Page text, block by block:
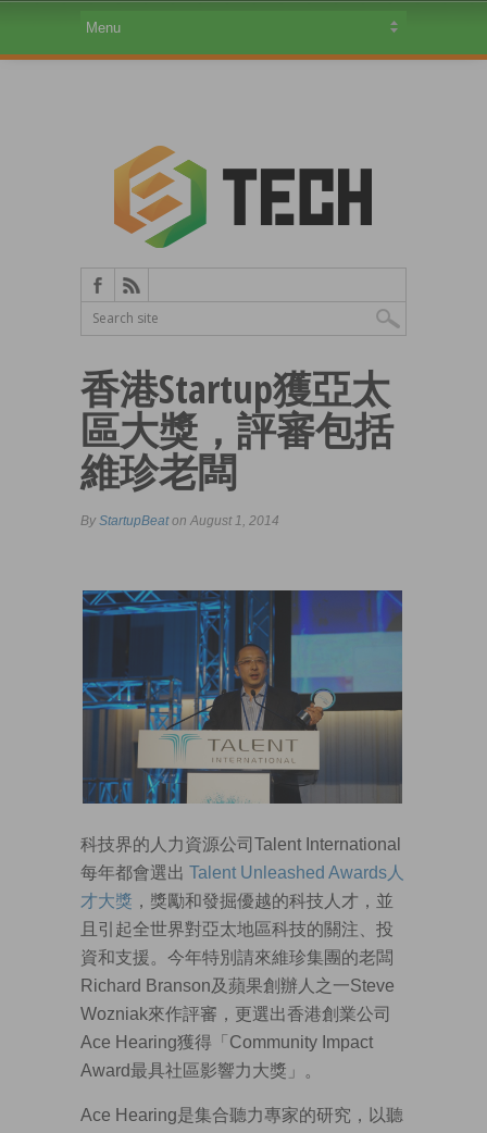
香港Startup獲亞太
區大獎，評審包括
維珍老闆
By StartupBeaton August 1, 2014
科技界的人力資源公司Talent International
每年都會選出 Talent Unleashed Awards人
才大獎 ，獎勵和發掘優越的科技人才，並
且引起全世界對亞太地區科技的關注、投
資和支援。今年特別請來維珍集團的老闆
Richard Branson及蘋果創辦人之一Steve
Wozniak來作評審，更選出香港創業公司
Ace Hearing獲得「Community Impact
Award最具社區影響力大獎」。
Ace Hearing是集合聽力專家的研究，以聽